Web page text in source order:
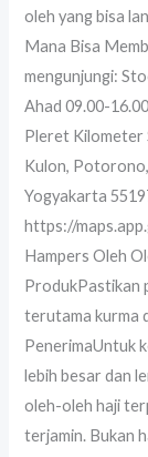
oleh yang bisa
Mana Bisa
mengunjungi:
Ahad 09.00-
Pleret Kilometer
Kulon,
Yogyakarta
https://
Hampers Oleh
ProdukPastikan
terutama kurma
PenerimaUntuk
lebih besar dan
oleh-oleh haji
terjamin. Bukan